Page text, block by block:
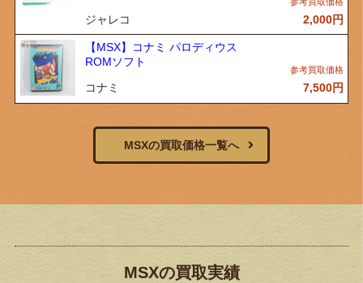
ジャレコ 2,000円
【MSX】コナミ パロディウス
ROMソフト
コナミ 7,500円
MSXの買取価格一覧へ
MSXの買取実績